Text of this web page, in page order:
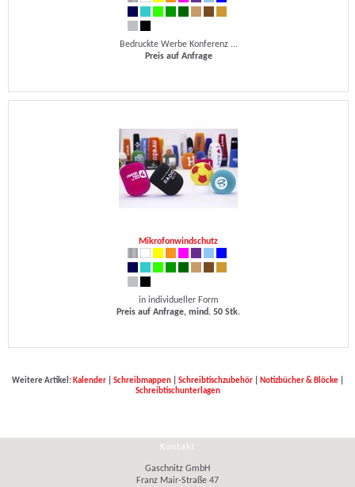
Bedruckte Werbe Konferenz ...
Preis auf Anfrage
Mikrofonwindschutz
in individueller Form
Preis auf Anfrage, mind. 50 Stk.
Weitere Artikel: Kalender| Schreibmappen| Schreibtischzubehör| Notizbücher & Blöcke|
Schreibtischunterlagen
Kontakt
Gaschnitz GmbH
Franz Mair-Straße 47